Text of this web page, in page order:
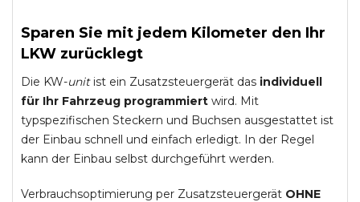
Sparen Sie mit jedem Kilometer den Ihr
LKW zurücklegt
Die KW-unitist ein Zusatzsteuergerät das individuell
für Ihr Fahrzeug programmiert wird. Mit
typspezifischen Steckern und Buchsen ausgestattet ist
der Einbau schnell und einfach erledigt. In der Regel
kann der Einbau selbst durchgeführt werden.
Verbrauchsoptimierung per Zusatzsteuergerät OHNE